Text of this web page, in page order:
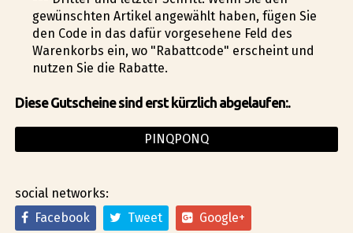
gewünschten Artikel angewählt haben, fügen Sie
den Code in das dafür vorgesehene Feld des
Warenkorbs ein, wo "Rabattcode" erscheint und
nutzen Sie die Rabatte.
Diese Gutscheine sind erst kürzlich abgelaufen:.
PINQPONQ
social networks:
Facebook
Tweet Google+